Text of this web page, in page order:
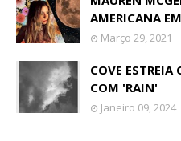
AMERICANA
Março 29, 2021
COVE ESTREIA
COM 'RAIN'
Janeiro 09, 2024